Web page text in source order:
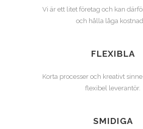
Vi är ett litet företag och kan
och hålla låga
FLEXIBLA
Korta processer och kreativt
flexibel leverantör.
SMIDIGA